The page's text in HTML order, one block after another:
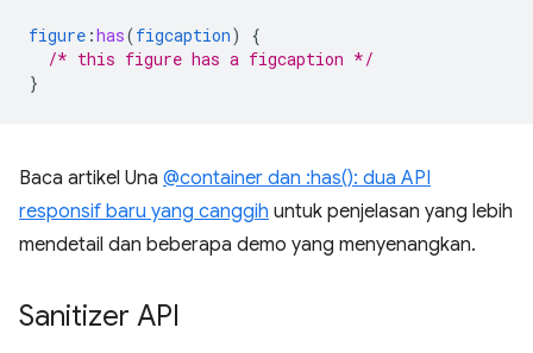
figure :has(figcaption)
{
/* this figure has a figcaption */
}
Baca artikel Una @container dan :has(): dua API
responsif baru yang canggih untuk penjelasan yang lebih
mendetail dan beberapa demo yang menyenangkan.
Sanitizer API